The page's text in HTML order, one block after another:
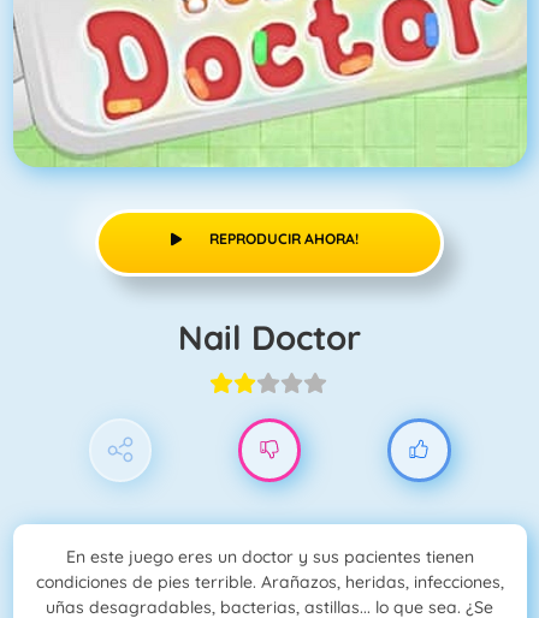
REPRODUCIR AHORA!
Nail Doctor
En este juego eres un doctor y sus pacientes tienen
condiciones de pies terrible. Arañazos, heridas, infecciones,
uñas desagradables, bacterias, astillas... lo que sea. ¿Se